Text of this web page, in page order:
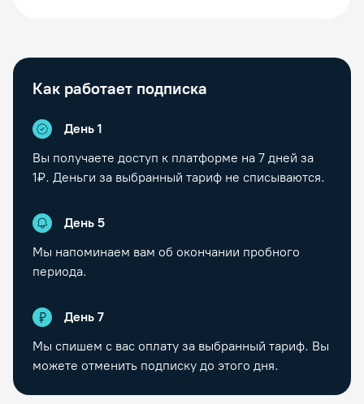
Как работает подписка
День 1
Вы получаете доступ к платформе на 7 дней за
1₽. Деньги за выбранный тариф не списываются.
День 5
Мы напоминаем вам об окончании пробного
периода.
День 7
Мы спишем с вас оплату за выбранный тариф. Вы
можете отменить подписку до этого дня.